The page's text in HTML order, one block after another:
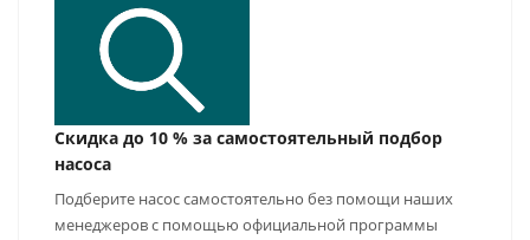
Скидка до 10 % за самостоятельный подбор
насоса
Подберите насос самостоятельно без помощи наших
менеджеров с помощью официальной программы